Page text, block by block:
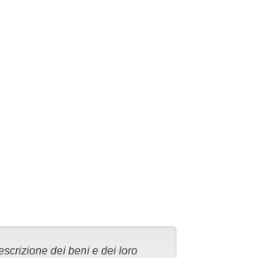
dei beni e dei loro